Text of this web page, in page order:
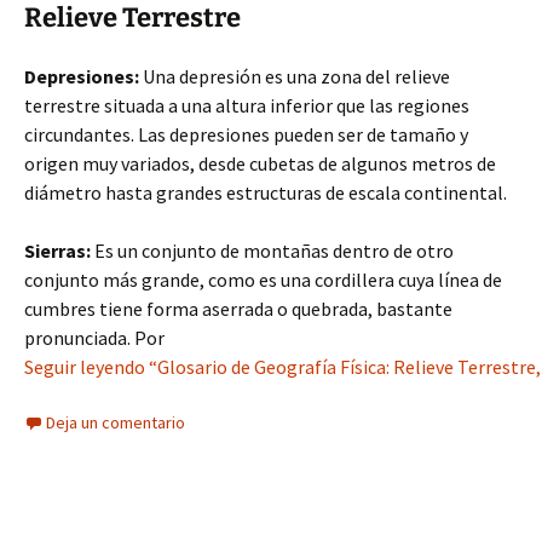
Relieve Terrestre
Depresiones: Una depresión es una zona del relieve
terrestre situada a una altura inferior que las regiones
circundantes. Las depresiones pueden ser de tamaño y
origen muy variados, desde cubetas de algunos metros de
diámetro hasta grandes estructuras de escala continental.
Sierras: Es un conjunto de montañas dentro de otro
conjunto más grande, como es una cordillera cuya línea de
cumbres tiene forma aserrada o quebrada, bastante
pronunciada. Por
Seguir leyendo “Glosario de Geografía Física: Relieve
Deja un comentario